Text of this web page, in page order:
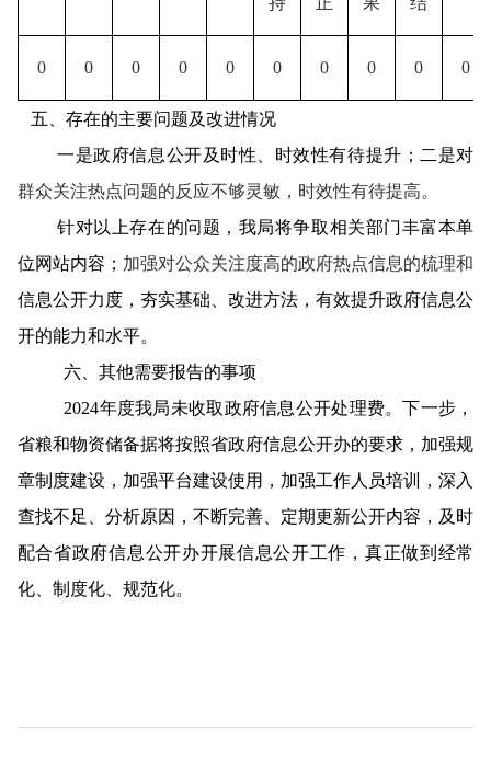
0 0 0 0 0 0 0 0 0 0
五、存在的主要问题及改进情况
一是政府信息公开及时性、时效性有待提升；二是对
群众关注热点问题的反应不够灵敏，时效性有待提高。
针对以上存在的问题， 我局将争取相关部门丰富本单
位网站内容； 加强对公众关注度高的政府热点信息的梳理和
信息公开力度，夯实基础、改进方法，有效提升政府信息公
开的能力和水平。
六、其他需要报告的事项
2024年度我局未收取政府信息公开处理费。下一步，
省粮和物资储备据将按照省政府信息公开办的要求，加强规
章制度建设， 加强平台建设使用 ， 加强工作人员培训 ，深入
查找不足、分析原因，不断完善、定期更新公开内容，及时
配合省政府信息公开办开展信息公开工作，真正做到经常
化、制度化、规范化。